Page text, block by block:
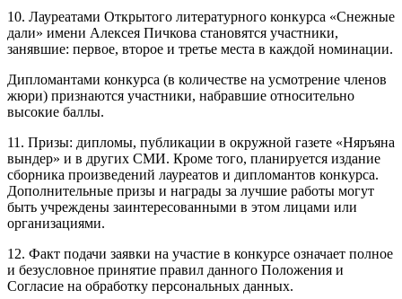
10. Лауреатами Открытого литературного конкурса «Снежные
дали» имени Алексея Пичкова становятся участники,
занявшие: первое, второе и третье места в каждой номинации.
Дипломантами конкурса (в количестве на усмотрение членов
жюри) признаются участники, набравшие относительно
высокие баллы.
11. Призы: дипломы, публикации в окружной газете «Няръяна
вындер» и в других СМИ. Кроме того, планируется издание
сборника произведений лауреатов и дипломантов конкурса.
Дополнительные призы и награды за лучшие работы могут
быть учреждены заинтересованными в этом лицами или
организациями.
12. Факт подачи заявки на участие в конкурсе означает полное
и безусловное принятие правил данного Положения и
Согласие на обработку персональных данных.